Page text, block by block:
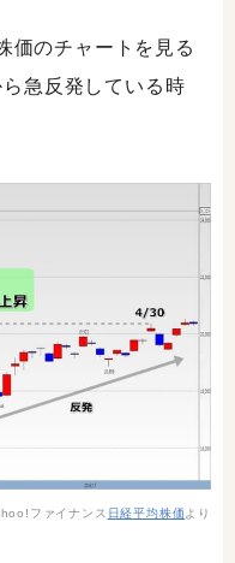
価のチャートを見る
急反発している時
ファイナンス 日経平均株価 より